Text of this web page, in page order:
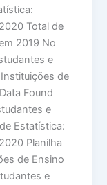
Total de
2019 No
e
de
Found
e
Estatística:
Planilha
de Ensino
e